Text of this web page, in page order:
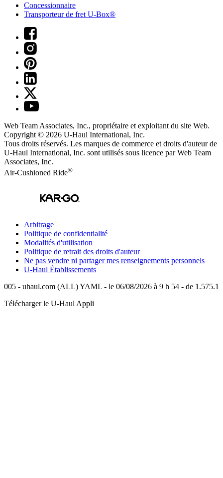
Concessionnaire
Transporteur de fret U-Box®
Web Team Associates, Inc., propriétaire et exploitant du site Web.
Copyright © 2026 U-Haul International, Inc.
Tous droits réservés. Les marques de commerce et droits d'auteur de
U-Haul International, Inc. sont utilisés sous licence par Web Team
Associates, Inc.
Air-Cushioned Ride®
Arbitrage
Politique de confidentialité
Modalités d'utilisation
Politique de retrait des droits d'auteur
Ne pas vendre ni partager mes renseignements personnels
U-Haul Établissements
005 - uhaul.com (ALL) YAML - le 06/08/2026 à 9 h 54 - de 1.575.1
Télécharger le U-Haul Appli